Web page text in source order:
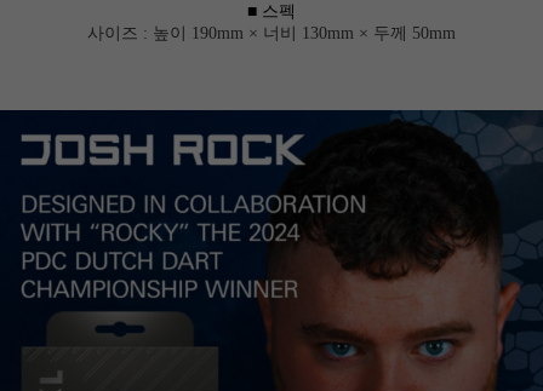
■ 스펙
사이즈 : 높이 190mm × 너비 130mm × 두께 50mm